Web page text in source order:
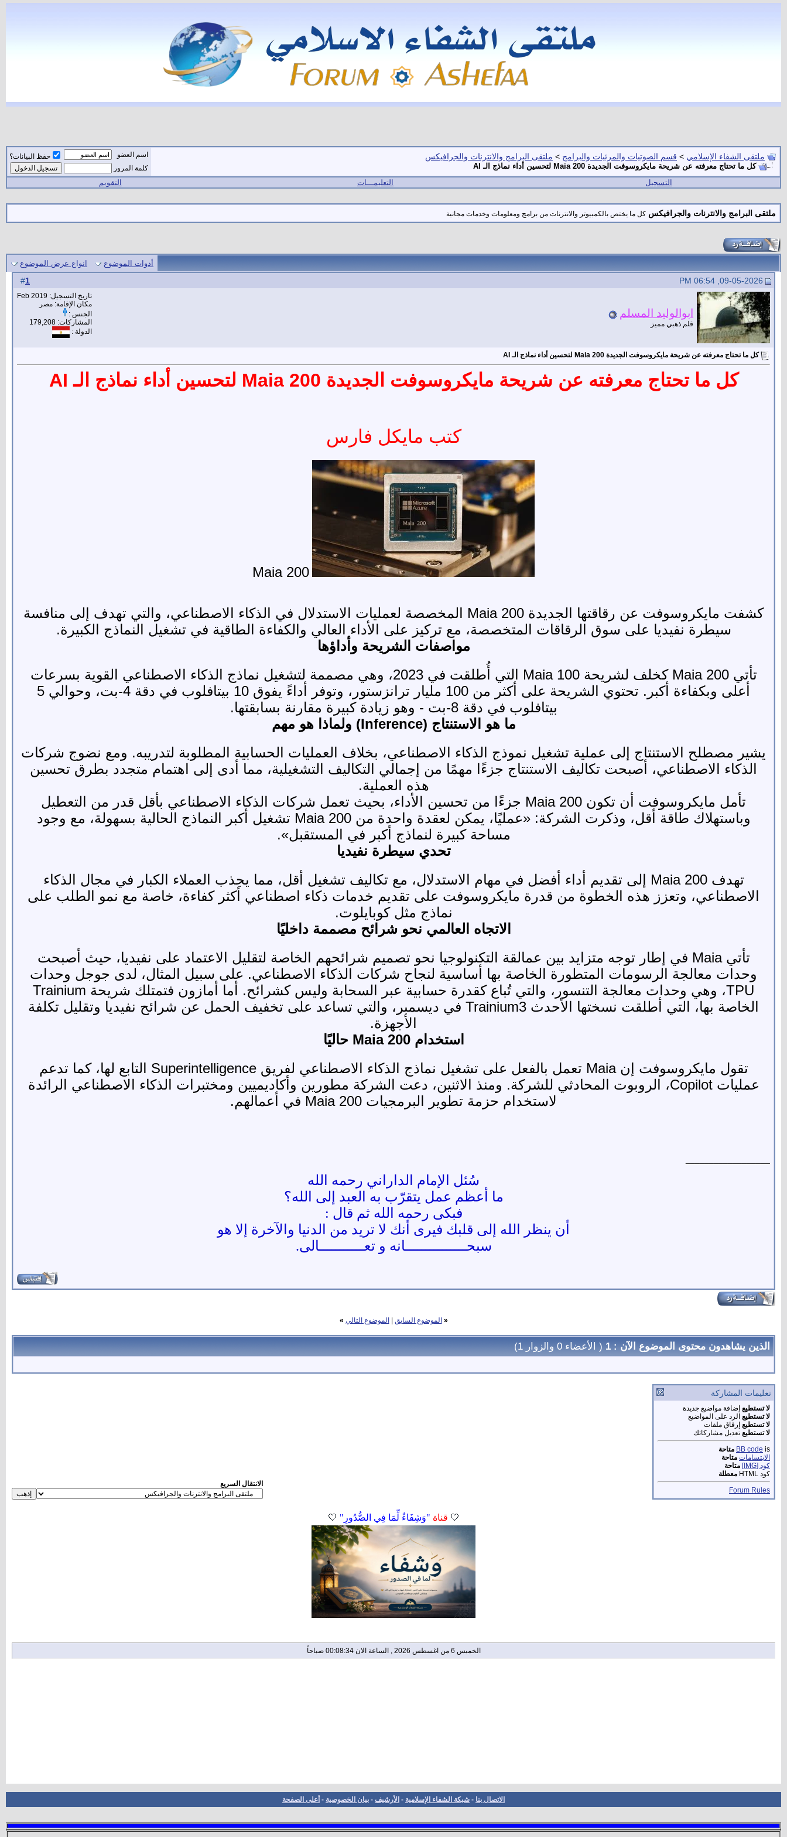
ملتقى الشفاء الإسلامي > قسم الصوتيات والمرئيات والبرامج > ملتقى البرامج والانترنات والجرافيكس
كل ما تحتاج معرفته عن شريحة مايكروسوفت الجديدة Maia 200 لتحسين أداء نماذج الـ AI
اسم العضو
حفظ البيانات؟
كلمة المرور
التسجيل التعليمـــات التقويم
ملتقى البرامج والانترنات والجرافيكس كل ما يختص بالكمبيوتر والانترنات من برامج ومعلومات وخدمات مجانية
أدوات الموضوع انواع عرض الموضوع
1
ابوالوليد المسلم
قلم ذهبي مميز
تاريخ التسجيل: Feb 2019
مكان الإقامة: مصر
الجنس :
المشاركات: 179,208
الدولة :
كل ما تحتاج معرفته عن شريحة مايكروسوفت الجديدة Maia 200 لتحسين أداء نماذج الـ AI
كل ما تحتاج معرفته عن شريحة مايكروسوفت الجديدة Maia 200 لتحسين أداء نماذج الـ AI
كتب مايكل فارس
Maia 200
كشفت مايكروسوفت عن رقاقتها الجديدة Maia 200 المخصصة لعمليات الاستدلال في الذكاء الاصطناعي، والتي تهدف إلى منافسة
سيطرة نفيديا على سوق الرقاقات المتخصصة، مع تركيز على الأداء العالي والكفاءة الطاقية في تشغيل النماذج الكبيرة.
مواصفات الشريحة وأداؤها
تأتي Maia 200 كخلف لشريحة Maia 100 التي أُطلقت في 2023، وهي مصممة لتشغيل نماذج الذكاء الاصطناعي القوية بسرعات
أعلى وبكفاءة أكبر. تحتوي الشريحة على أكثر من 100 مليار ترانزستور، وتوفر أداءً يفوق 10 بيتافلوب في دقة 4-بت، وحوالي 5
بيتافلوب في دقة 8-بت - وهو زيادة كبيرة مقارنة بسابقتها.
ما هو الاستنتاج (Inference) ولماذا هو مهم
يشير مصطلح الاستنتاج إلى عملية تشغيل نموذج الذكاء الاصطناعي، بخلاف العمليات الحسابية المطلوبة لتدريبه. ومع نضوج شركات
الذكاء الاصطناعي، أصبحت تكاليف الاستنتاج جزءًا مهمًا من إجمالي التكاليف التشغيلية، مما أدى إلى اهتمام متجدد بطرق تحسين
هذه العملية.
تأمل مايكروسوفت أن تكون Maia 200 جزءًا من تحسين الأداء، بحيث تعمل شركات الذكاء الاصطناعي بأقل قدر من التعطيل
وباستهلاك طاقة أقل، وذكرت الشركة: «عمليًا، يمكن لعقدة واحدة من Maia 200 تشغيل أكبر النماذج الحالية بسهولة، مع وجود
مساحة كبيرة لنماذج أكبر في المستقبل».
تحدي سيطرة نفيديا
تهدف Maia 200 إلى تقديم أداء أفضل في مهام الاستدلال، مع تكاليف تشغيل أقل، مما يجذب العملاء الكبار في مجال الذكاء
الاصطناعي، وتعزز هذه الخطوة من قدرة مايكروسوفت على تقديم خدمات ذكاء اصطناعي أكثر كفاءة، خاصة مع نمو الطلب على
نماذج مثل كوبايلوت.
الاتجاه العالمي نحو شرائح مصممة داخليًا
تأتي Maia في إطار توجه متزايد بين عمالقة التكنولوجيا نحو تصميم شرائحهم الخاصة لتقليل الاعتماد على نفيديا، حيث أصبحت
وحدات معالجة الرسومات المتطورة الخاصة بها أساسية لنجاح شركات الذكاء الاصطناعي. على سبيل المثال، لدى جوجل وحدات
TPU، وهي وحدات معالجة التنسور، والتي تُباع كقدرة حسابية عبر السحابة وليس كشرائح. أما أمازون فتمتلك شريحة Trainium
الخاصة بها، التي أطلقت نسختها الأحدث Trainium3 في ديسمبر، والتي تساعد على تخفيف الحمل عن شرائح نفيديا وتقليل تكلفة
الأجهزة.
استخدام Maia 200 حاليًا
تقول مايكروسوفت إن Maia تعمل بالفعل على تشغيل نماذج الذكاء الاصطناعي لفريق Superintelligence التابع لها، كما تدعم
عمليات Copilot، الروبوت المحادثي للشركة. ومنذ الاثنين، دعت الشركة مطورين وأكاديميين ومختبرات الذكاء الاصطناعي الرائدة
لاستخدام حزمة تطوير البرمجيات Maia 200 في أعمالهم.
سُئل الإمام الداراني رحمه الله
ما أعظم عمل يتقرّب به العبد إلى الله؟
فبكى رحمه الله ثم قال :
أن ينظر الله إلى قلبك فيرى أنك لا تريد من الدنيا والآخرة إلا هو
سبحـــــــــــــــانه و تعـــــــــــالى.
« الموضوع السابق الموضوع التالي »
الذين يشاهدون محتوى الموضوع الآن : 1 ( الأعضاء 0 والزوار 1)
تعليمات المشاركة
لا تستطيع إضافة مواضيع جديدة
لا تستطيع الرد على المواضيع
لا تستطيع إرفاق ملفات
لا تستطيع تعديل مشاركاتك
BB code is
متاحة
الابتسامات متاحة
كود [IMG]
متاحة
كود HTML
معطلة
Forum Rules
الانتقال السريع
🤍 قناة "وَشِفَاءٌ لِّمَا فِي الصُّدُورِ" 🤍
الخميس 6 من اغسطس 2026 , الساعة الان 00:08:34 صباحاً
الاتصال بنا - شبكة الشفاء الإسلامية - الأرشيف - بيان الخصوصية - أعلى الصفحة